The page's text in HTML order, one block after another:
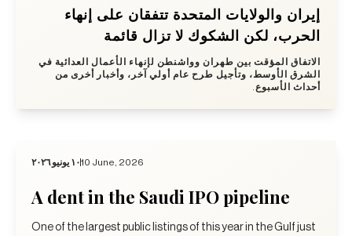
إيران والولايات المتحدة تتفقان على إنهاء
الحرب، لكن الشكوك لا تزال قائمة
الاتفاق المؤقت بين طهران وواشنطن لإنهاء الأعمال العدائية في
الشرق الأوسط، وتأجيل طرح عام أولي آخر، وأخبار أخرى من
أحداث الأسبوع.
١٠ يونيو ٢٠٢٦10 June, 2026
A dent in the Saudi IPO pipeline
One of the largest public listings of this year in the Gulf just